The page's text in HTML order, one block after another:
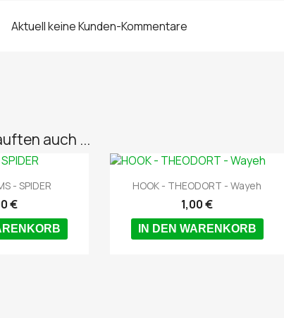
Aktuell keine Kunden-Kommentare
auch ...
- SPIDER
€
 Vorschau
HOOK - THEODORT - Wayeh
1,00 €
IN DEN WARENKORB